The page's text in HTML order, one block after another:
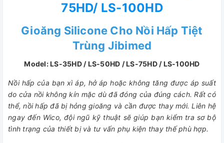
75HD/ LS-100HD
Gioăng Silicone Cho Nồi Hấp Tiệt
Trùng Jibimed
Model: LS-35HD / LS-50HD / LS-75HD / LS-100HD
Nồi hấp của bạn xì áp, hở áp hoặc không tăng được áp suất
do cửa nồi không kín mặc dù đã đóng của đúng cách. Rất có
thể, nồi hấp đã bị hỏng gioăng và cần được thay mới. Liên hệ
ngay đến Wico, đội ngũ kỹ thuật sẽ giúp bạn kiểm tra sơ bộ
tình trạng của thiết bị và tư vấn phụ kiện thay thế phù hợp.